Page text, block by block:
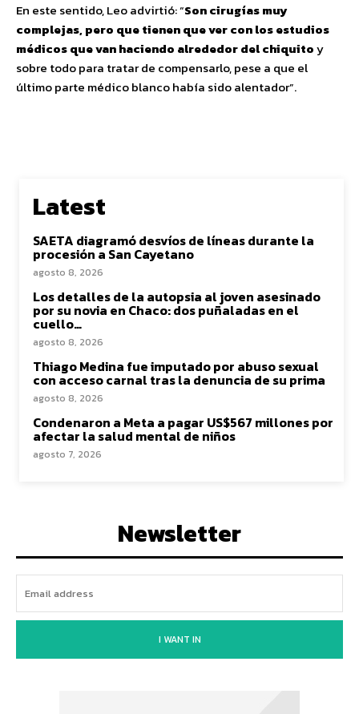
En este sentido, Leo advirtió: “Son cirugías muy
complejas, pero que tienen que ver con los estudios
médicos que van haciendo alrededor del chiquitoy
sobre todo para tratar de compensarlo, pese a que el
último parte médico blanco había sido alentador”.
Latest
SAETA diagramó desvíos de líneas durante la
procesión a San Cayetano
agosto 8, 2026
Los detalles de la autopsia al joven asesinado
por su novia en Chaco: dos puñaladas en el
cuello…
agosto 8, 2026
Thiago Medina fue imputado por abuso sexual
con acceso carnal tras la denuncia de su prima
agosto 8, 2026
Condenaron a Meta a pagar US$567 millones por
afectar la salud mental de niños
agosto 7, 2026
Newsletter
I WANT IN